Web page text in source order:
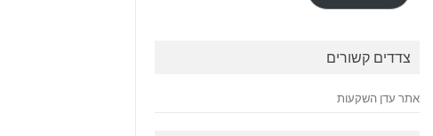
צדדים קשורים
אתר עדן השקעות